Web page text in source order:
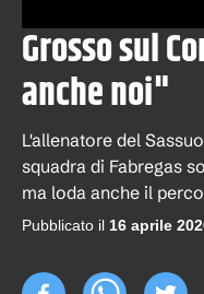
Grosso sul
anche noi"
L'allenatore del
squadra di Fabregas
ma loda anche il
Pubblicato il 16 aprile